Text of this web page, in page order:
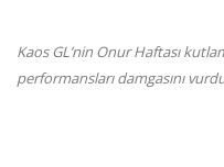
Kaos GL’nin Onur Haftası
performansları damgasını